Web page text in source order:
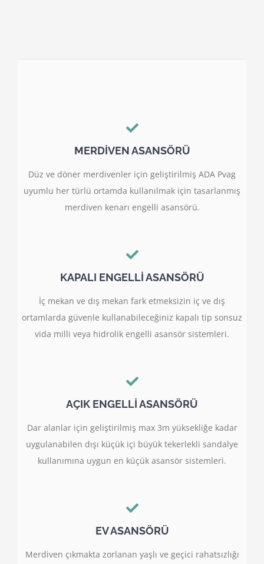
MERDİVEN ASANSÖRÜ
Düz ve döner merdivenler için geliştirilmiş ADA Pvag
uyumlu her türlü ortamda kullanılmak için tasarlanmış
merdiven kenarı engelli asansörü.
KAPALI ENGELLİ ASANSÖRÜ
İç mekan ve dış mekan fark etmeksizin iç ve dış
ortamlarda güvenle kullanabileceğiniz kapalı tip sonsuz
vida milli veya hidrolik engelli asansör sistemleri.
AÇIK ENGELLİ ASANSÖRÜ
Dar alanlar için geliştirilmiş max 3m yüksekliğe kadar
uygulanabilen dışı küçük içi büyük tekerlekli sandalye
kullanımına uygun en küçük asansör sistemleri.
EV ASANSÖRÜ
Merdiven çıkmakta zorlanan yaşlı ve geçici rahatsızlığı